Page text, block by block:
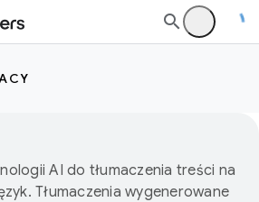
AI do tłumaczenia treści na
Tłumaczenia wygenerowane